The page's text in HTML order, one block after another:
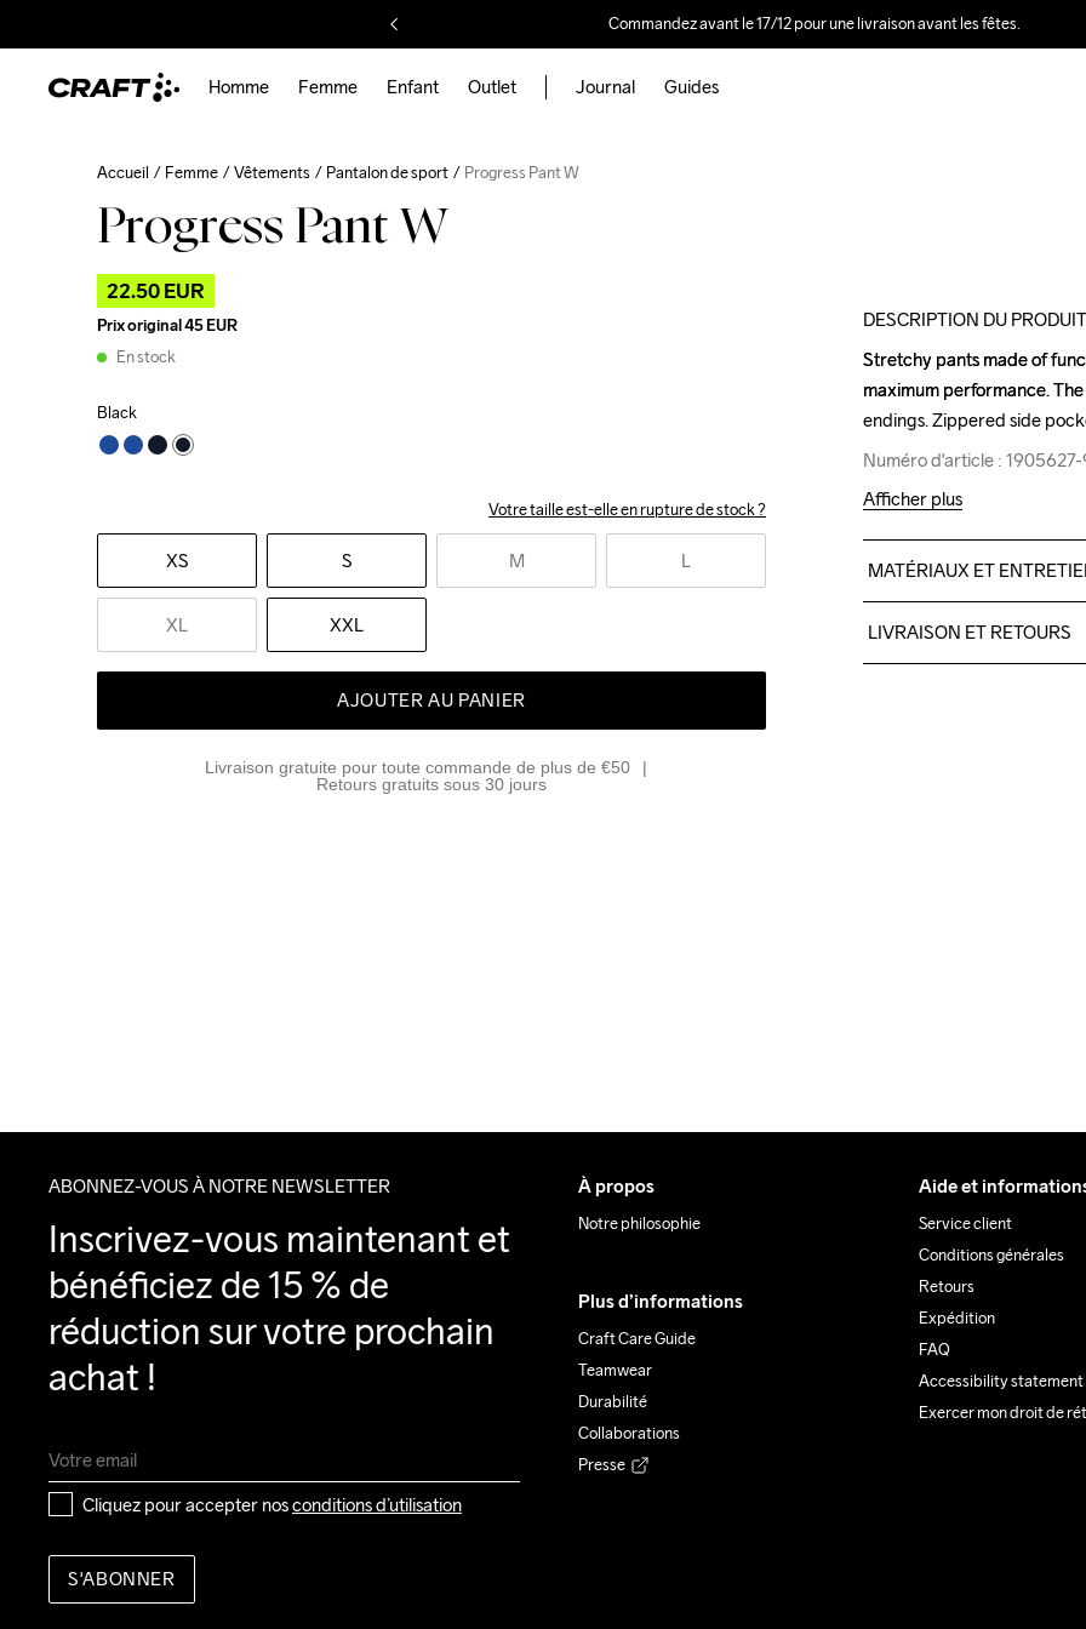
Commandez avant le 17/12 pour une livraison avant les fêtes.
Homme Femme Enfant Outlet Journal Guides
Accueil Femme Vêtements Pantalon de sport Progress Pant W
Progress Pant W
22.50 EUR
Prix original45 EUR
En stock
Black
Votre taille est-elle en rupture de stock ?
XS S M L
XL XXL
AJOUTER AU PANIER
Livraison gratuite pour toute commande de plus de €50
Retours gratuits sous 30 jours
DESCRIPTION DU PRODUIT
Stretchy pants made of
maximum performance.
endings. Zippered side
Numéro d'article :
Stretchy pants made of
maximum performance.
endings. Zippered side
Numéro d'article :
Afficher plus
MATÉRIAUX ET
LIVRAISON ET RETOURS
ABONNEZ-VOUS À NOTRE NEWSLETTER
Inscrivez-vous maintenant et
bénéficiez de 15 % de
réduction sur votre prochain
achat !
Cliquez pour accepter nos conditions d’utilisation
S'ABONNER
À propos
Notre philosophie
Plus d’informations
Craft Care Guide
Teamwear
Durabilité
Collaborations
Presse
Aide et
Service client
Conditions générales
Retours
Expédition
FAQ
Accessibility statement
Exercer mon droit de